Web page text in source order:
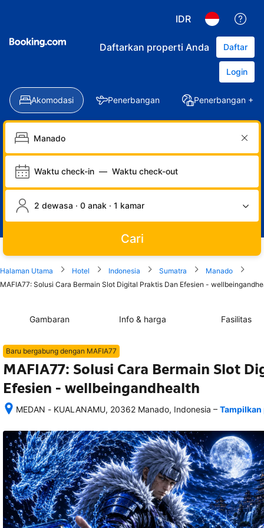
IDR
Daftarkan properti Anda Daftar
Login
Akomodasi Penerbangan Penerbangan +
Waktu check-in — Waktu check-out
2 dewasa · 0 anak · 1 kamar
Cari
Halaman Utama Hotel Indonesia Sumatra
Manado
MAFIA77: Solusi Cara Bermain Slot Digital Praktis Dan Efesien -
Gambaran Info & harga Fasilitas
Baru bergabung dengan MAFIA77
MAFIA77: Solusi Cara Bermain Slot
Efesien - wellbeingandhealth
MEDAN - KUALANAMU, 20362 Manado, Indonesia
memesan,
semua
rincian
akomodasi
termasuk
nomor
telepon
dan
– Tampilkan